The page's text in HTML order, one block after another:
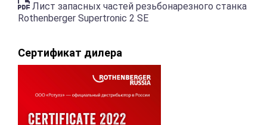
Лист запасных частей резьбонарезного станка
Rothenberger Supertronic 2 SE
Сертификат дилера